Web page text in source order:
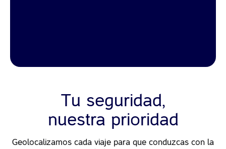
Tu seguridad,
nuestra prioridad
Geolocalizamos cada viaje para que conduzcas con la